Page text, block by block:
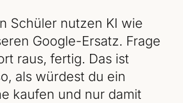
Schüler nutzen KI wie
Google-Ersatz. Frage
raus, fertig. Das ist
als würdest du ein
kaufen und nur damit